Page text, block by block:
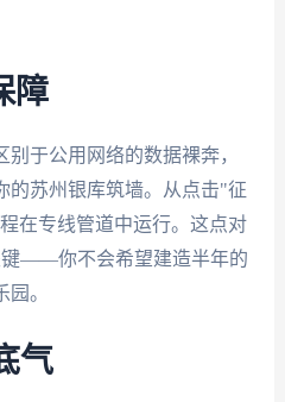
障
于公用网络的数据裸奔，
的苏州银库筑墙。从点击"征
在专线管道中运行。这点对
键——你不会希望建造半年的
。
气